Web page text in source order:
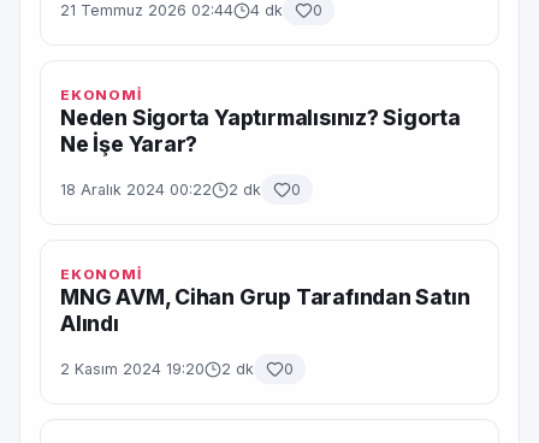
21 Temmuz 2026 02:44 4 dk 0
EKONOMİ
Neden Sigorta Yaptırmalısınız? Sigorta
Ne İşe Yarar?
18 Aralık 2024 00:22 2 dk 0
EKONOMİ
MNG AVM, Cihan Grup Tarafından Satın
Alındı
2 Kasım 2024 19:20 2 dk 0